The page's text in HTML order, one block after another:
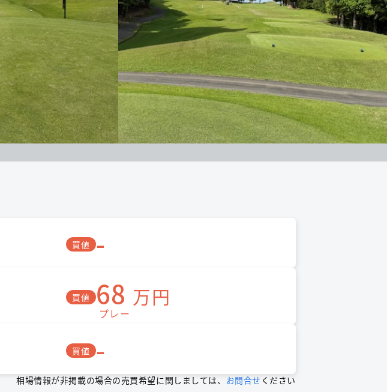
買値 -
買値 68 万円
プレー
買値 -
相場情報が非掲載の場合の売買希望に関しましては、 お問合せ ください